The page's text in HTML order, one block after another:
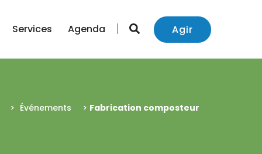
Services Agenda Agir
> Événements > Fabrication composteur